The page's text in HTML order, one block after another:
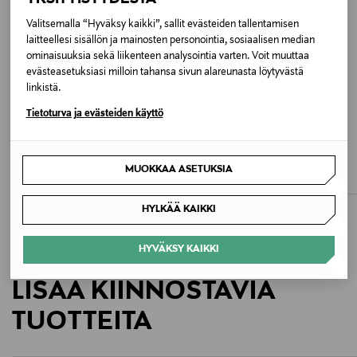
Valitsemalla “Hyväksy kaikki”, sallit evästeiden tallentamisen
laitteellesi sisällön ja mainosten personointia, sosiaalisen median
ominaisuuksia sekä liikenteen analysointia varten. Voit muuttaa
evästeasetuksiasi milloin tahansa sivun alareunasta löytyvästä
linkistä.
Tietoturva ja evästeiden käyttö
MUOKKAA ASETUKSIA
HYLKÄÄ KAIKKI
HYVÄKSY KAIKKI
Väri
ONYX
Valmistusmaa
Vietnam
Skims Body Inc
Valmistajan osoite
220, 00101, Helsinki, Finland
Original Price
112,00 €
LISÄÄ KIINNOSTAVIA
TUOTTEITA